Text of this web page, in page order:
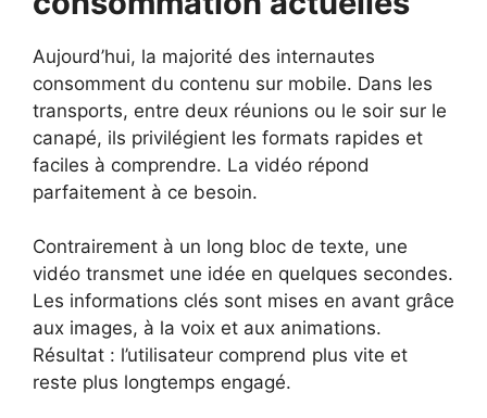
Aujourd’hui, la majorité des internautes
consomment du contenu sur mobile. Dans les
transports, entre deux réunions ou le soir sur le
canapé, ils privilégient les formats rapides et
faciles à comprendre. La vidéo répond
parfaitement à ce besoin.
Contrairement à un long bloc de texte, une
vidéo transmet une idée en quelques secondes.
Les informations clés sont mises en avant grâce
aux images, à la voix et aux animations.
Résultat : l’utilisateur comprend plus vite et
reste plus longtemps engagé.